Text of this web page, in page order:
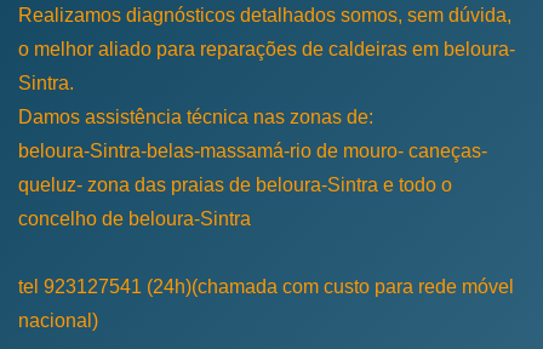
Realizamos diagnósticos detalhados somos, sem dúvida,
o melhor aliado para reparações de caldeiras em beloura-
Sintra.
Damos assistência técnica nas zonas de:
beloura-Sintra-belas-massamá-rio de mouro- caneças-
queluz- zona das praias de beloura-Sintra e todo o
concelho de beloura-Sintra
tel 923127541 (24h)(chamada com custo para rede móvel
nacional)